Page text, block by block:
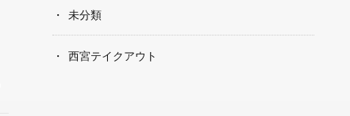
未分類
西宮テイクアウト